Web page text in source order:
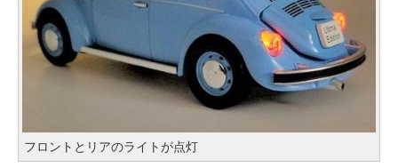
フロントとリアのライトが点灯